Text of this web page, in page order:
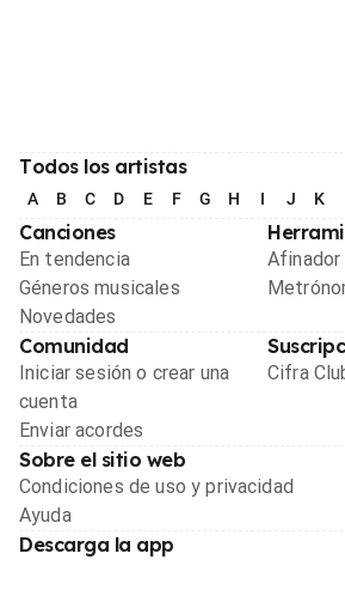
Todos los artistas
A B C D E F G H I J K
Canciones
En tendencia
Géneros musicales
Novedades
Afinador
Comunidad
Iniciar sesión o crear una
cuenta
Enviar acordes
Cifra
Sobre el sitio web
Condiciones de uso y privacidad
Ayuda
Descarga la app